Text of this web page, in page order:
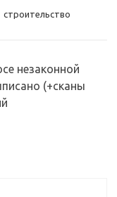
строительство
незаконной
(+сканы